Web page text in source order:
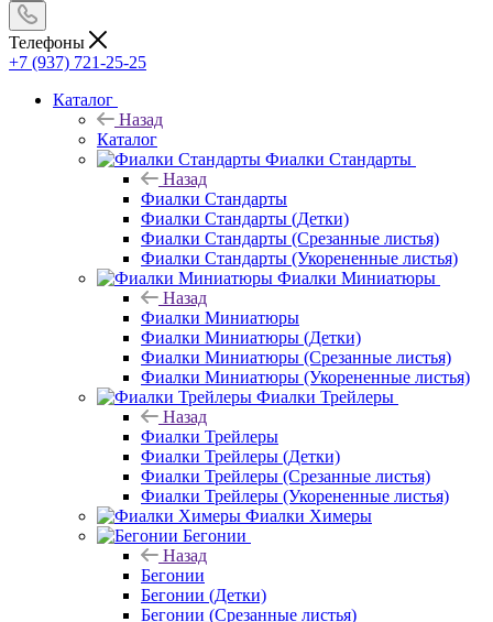
Телефоны
+7 (937) 721-25-25
Каталог
Назад
Каталог
Фиалки Стандарты
Назад
Фиалки Стандарты
Фиалки Стандарты (Детки)
Фиалки Стандарты (Срезанные листья)
Фиалки Стандарты (Укорененные листья)
Фиалки Миниатюры
Назад
Фиалки Миниатюры
Фиалки Миниатюры (Детки)
Фиалки Миниатюры (Срезанные листья)
Фиалки Миниатюры (Укорененные листья)
Фиалки Трейлеры
Назад
Фиалки Трейлеры
Фиалки Трейлеры (Детки)
Фиалки Трейлеры (Срезанные листья)
Фиалки Трейлеры (Укорененные листья)
Фиалки Химеры
Бегонии
Назад
Бегонии
Бегонии (Детки)
Бегонии (Срезанные листья)